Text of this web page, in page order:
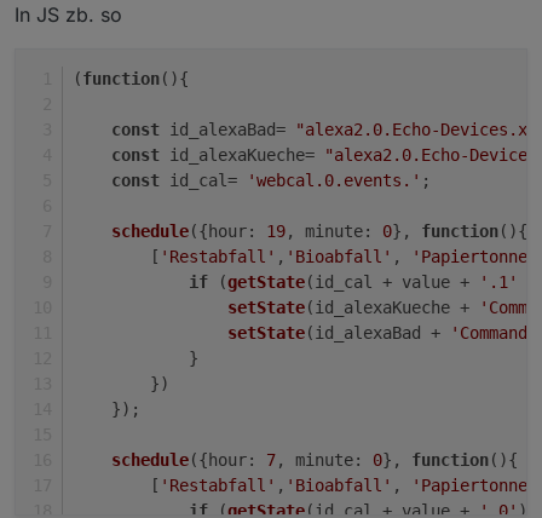
In JS zb. so
(function( ){
const id_alexaBad=
"alexa2.0.Echo-
const id_alexaKueche=
"alexa2.0.Echo-
const id_cal= 'webcal.0.events.' ;
schedule({hour: 19, minute: 0}, function( ){
        [
'Restabfall' , 'Bioabfall' , 'Papiertonne'
if (getState(id_cal + value + '.1'
setState(id_alexaKueche +
setState(id_alexaBad +
            }
        })
    });
schedule({hour: 7, minute: 0}, function( ){
        [
'Restabfall' , 'Bioabfall' , 'Papiertonne'
if (getState(id_cal + value + '.0' ).